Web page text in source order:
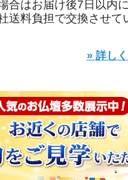
合はお届け後7日以内
送料負担で交換させて
» 詳し